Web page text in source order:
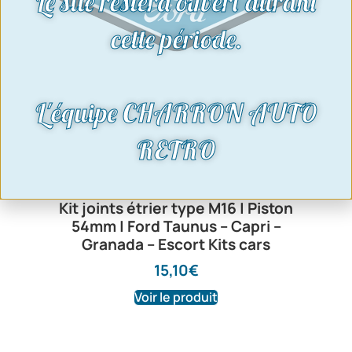
Kit joints étrier type M16 | Piston
54mm | Ford Taunus – Capri –
Granada – Escort Kits cars
15,10€
Voir le produit
cette période.
L'équipe CHARRON AUTO
RETRO